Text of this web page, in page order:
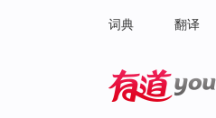
词典 翻译